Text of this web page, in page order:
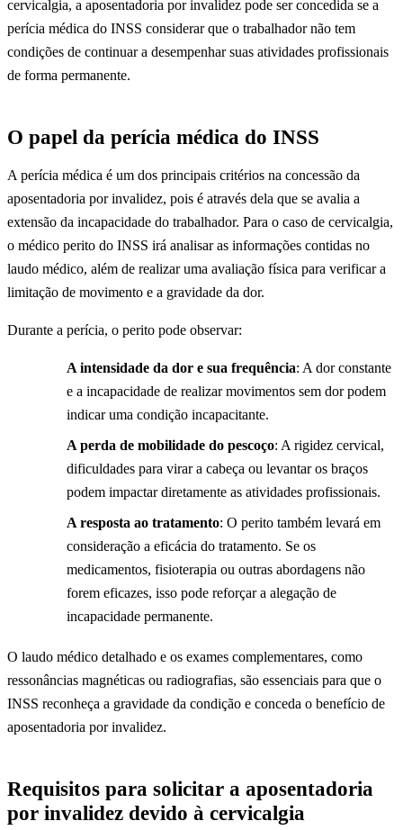
cervicalgia, a aposentadoria por invalidez pode ser concedida se a
perícia médica do INSS considerar que o trabalhador não tem
condições de continuar a desempenhar suas atividades profissionais
de forma permanente.
O papel da perícia médica do INSS
A perícia médica é um dos principais critérios na concessão da
aposentadoria por invalidez, pois é através dela que se avalia a
extensão da incapacidade do trabalhador. Para o caso de cervicalgia,
o médico perito do INSS irá analisar as informações contidas no
laudo médico, além de realizar uma avaliação física para verificar a
limitação de movimento e a gravidade da dor.
Durante a perícia, o perito pode observar:
A intensidade da dor e sua frequência: A dor constante
e a incapacidade de realizar movimentos sem dor podem
indicar uma condição incapacitante.
A perda de mobilidade do pescoço: A rigidez cervical,
dificuldades para virar a cabeça ou levantar os braços
podem impactar diretamente as atividades profissionais.
A resposta ao tratamento: O perito também levará em
consideração a eficácia do tratamento. Se os
medicamentos, fisioterapia ou outras abordagens não
forem eficazes, isso pode reforçar a alegação de
incapacidade permanente.
O laudo médico detalhado e os exames complementares, como
ressonâncias magnéticas ou radiografias, são essenciais para que o
INSS reconheça a gravidade da condição e conceda o benefício de
aposentadoria por invalidez.
Requisitos para solicitar a aposentadoria
por invalidez devido à cervicalgia